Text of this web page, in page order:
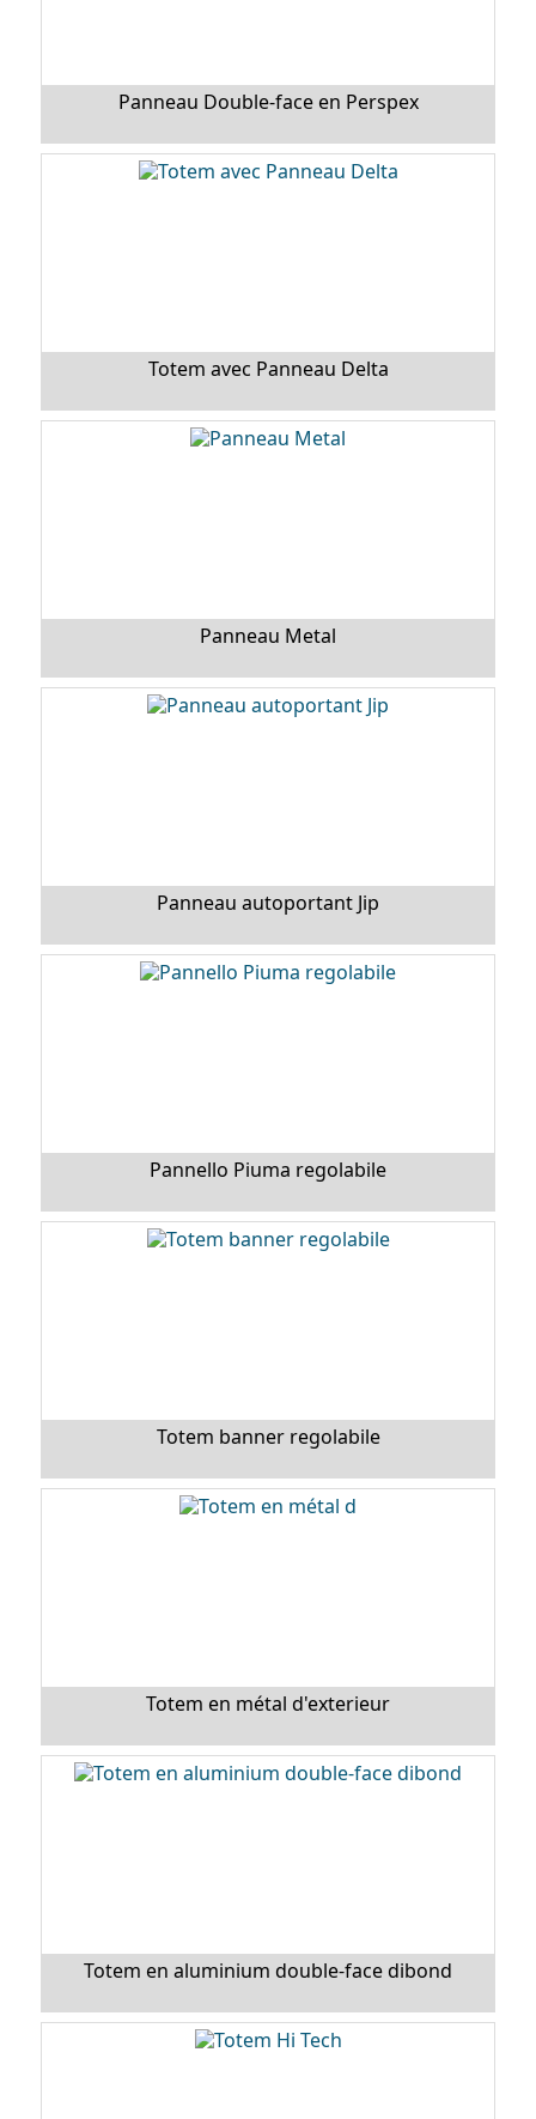
Panneau Double-face en Perspex
Totem avec Panneau Delta
Panneau Metal
Panneau autoportant Jip
Pannello Piuma regolabile
Totem banner regolabile
Totem en métal d'exterieur
Totem en aluminium double-face dibond